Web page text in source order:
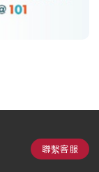
聯繫客服